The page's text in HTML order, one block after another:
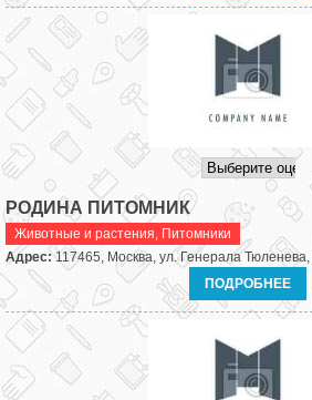
РОДИНА ПИТОМНИК
Животные и растения, Питомники
Адрес:117465, Москва, ул. Генерала
ПОДРОБНЕЕ